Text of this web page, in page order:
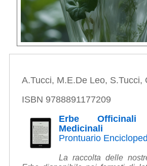
A.Tucci, M.E.De Leo, S.Tucci,
ISBN 9788891177209
Erbe
Medicinali
Prontuario
La raccolta delle